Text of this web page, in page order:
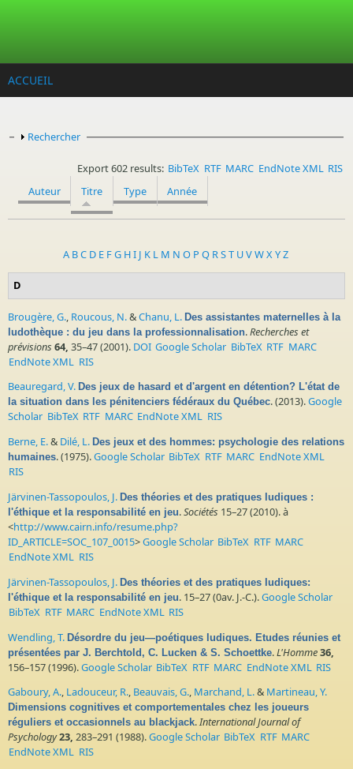
ACCUEIL
Afficher
Rechercher
Export 602 results: BibTeX RTF MARC EndNote XML RIS
Auteur
Titre Type Année
A BC D E FG HI J K L M N O P Q RST UVWXYZ
D
Brougère, G. Roucous, N.&Chanu, L. Des assistantes maternelles à la
ludothèque : du jeu dans la professionnalisation.Recherches et
prévisions 64, 35–47 (2001). DOI Google Scholar BibTeX RTF MARC
EndNote XML
RIS
Beauregard, V. Des jeux de hasard et d'argent en détention? L'état de
la situation dans les pénitenciers fédéraux du Québec. (2013).Google
Scholar BibTeX RTF MARC EndNote XML RIS
Berne, E.& Dilé, L. Des jeux et des hommes: psychologie des relations
humaines. (1975).Google Scholar BibTeX RTF MARC EndNote XML
RIS
Järvinen-Tassopoulos, J. Des théories et des pratiques ludiques :
l'éthique et la responsabilité en jeu.Sociétés 15–27 (2010). à
<http://www.cairn.info/resume.php?
ID_ARTICLE=SOC_107_0015>Google Scholar BibTeX RTF MARC
EndNote XML RIS
Järvinen-Tassopoulos, J. Des théories et des pratiques ludiques:
l'éthique et la responsabilité en jeu. 15–27 (0av. J.-C.).Google Scholar
BibTeX RTF MARC EndNote XML RIS
Wendling, T. Désordre du jeu—poétiques ludiques. Etudes réunies et
présentées par J. Berchtold, C. Lucken & S. Schoettke.L'Homme36,
156–157 (1996).Google Scholar BibTeX RTF MARC EndNote XML RIS
Gaboury, A., Ladouceur, R., Beauvais, G., Marchand, L.& Martineau, Y.
Dimensions cognitives et comportementales chez les joueurs
réguliers et occasionnels au blackjack.International Journal of
Psychology23, 283–291 (1988).Google Scholar BibTeX RTF MARC
EndNote XML RIS